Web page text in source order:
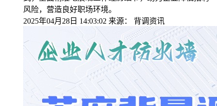
风险，营造良好职场环境。
2025年04月28日 14:03:02 来源： 背调资讯